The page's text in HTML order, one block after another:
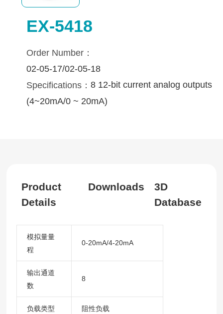
EX-5418
Order Number：
02-05-17/02-05-18
Specifications：8 12-bit current analog outputs
(4~20mA/0 ~ 20mA)
Product
Details
Downloads
3D
Database
模拟量量
程
0-20mA/4-20mA
输出通道
数
8
负载类型 阻性负载